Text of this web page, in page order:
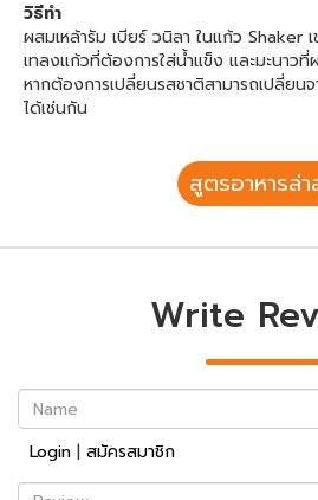
วิธีทำ
ผสมเหล้ารัม เบียร์ วนิลา ในแก้ว Shaker เ
เทลงแก้วที่ต้องการใส่น้ำแข็ง และมะนาว
หากต้องการเปลี่ยนรสชาติสามารถเปลี่ยน
ได้เช่นกัน
สูตรอาหารล่
Write
Name
Login | สมัครสมาชิก
Review